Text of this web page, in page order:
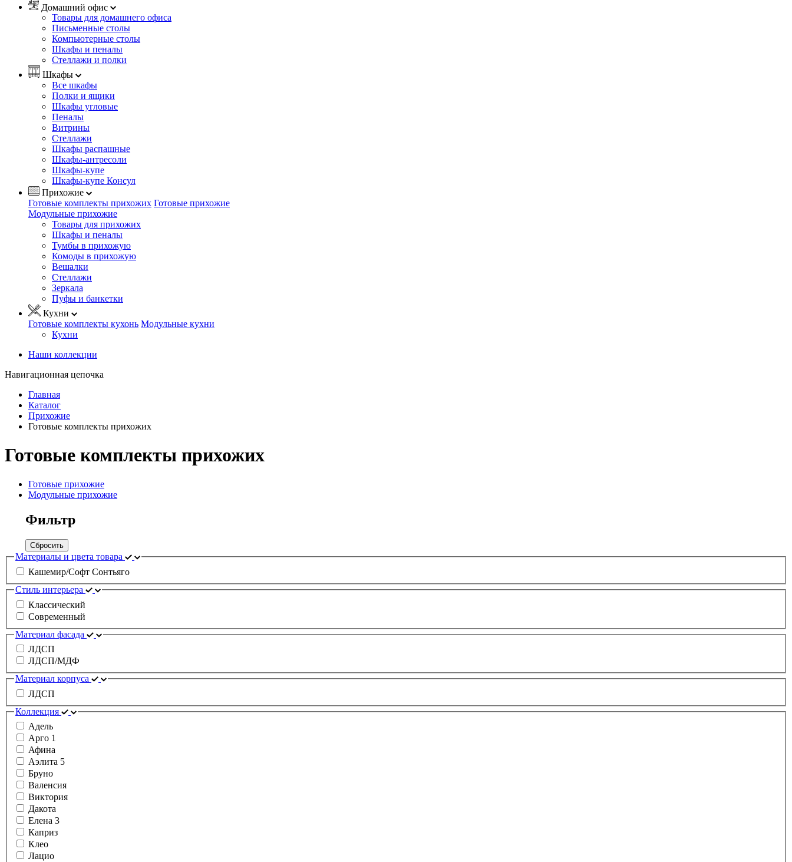
Домашний офис
Товары для домашнего офиса
Письменные столы
Компьютерные столы
Шкафы и пеналы
Стеллажи и полки
Шкафы
Все шкафы
Полки и ящики
Шкафы угловые
Пеналы
Витрины
Стеллажи
Шкафы распашные
Шкафы-антресоли
Шкафы-купе
Шкафы-купе Консул
Прихожие
Готовые комплекты прихожих Готовые прихожие
Модульные прихожие
Товары для прихожих
Шкафы и пеналы
Тумбы в прихожую
Комоды в прихожую
Вешалки
Стеллажи
Зеркала
Пуфы и банкетки
Кухни
Готовые комплекты кухонь Модульные кухни
Кухни
Наши коллекции
Навигационная цепочка
Главная
Каталог
Прихожие
Готовые комплекты прихожих
Готовые комплекты прихожих
Готовые прихожие
Модульные прихожие
Фильтр
Сбросить
Материалы и цвета товара
Кашемир/Софт Сонтьяго
Стиль интерьера
Классический
Современный
Материал фасада
ЛДСП
ЛДСП/МДФ
Материал корпуса
ЛДСП
Коллекция
Адель
Арго 1
Афина
Аэлита 5
Бруно
Валенсия
Виктория
Дакота
Елена 3
Каприз
Клео
Лацио